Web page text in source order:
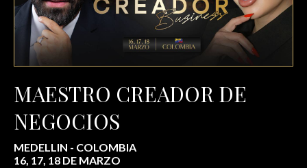
MAESTRO CREADOR DE
NEGOCIOS
MEDELLIN - COLOMBIA
16, 17, 18 DE MARZO